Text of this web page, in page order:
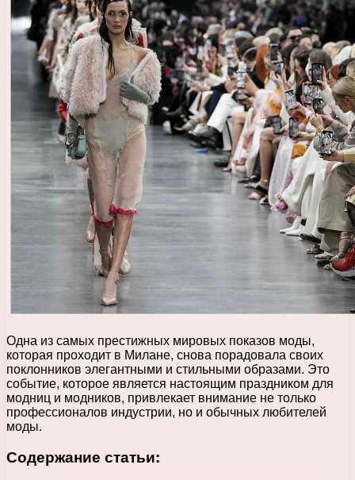
Одна из самых престижных мировых показов моды,
которая проходит в Милане, снова порадовала своих
поклонников элегантными и стильными образами. Это
событие, которое является настоящим праздником для
модниц и модников, привлекает внимание не только
профессионалов индустрии, но и обычных любителей
моды.
Содержание статьи: